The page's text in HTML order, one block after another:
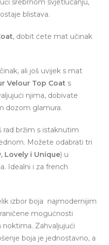
srebrnom svjetlucanju,
blistava.
, dobit ćete mat učinak
ali još uvijek s mat
Velour Top Coat s
njima, dobivate
dozom glamura.
rad bržim s istaknutim
Možete odabrati tri
Lovely i Unique) u
Idealni i za french
izbor boja najmodernijim
mogućnosti
noktima. Zahvaljujući
boja je jednostavno, a